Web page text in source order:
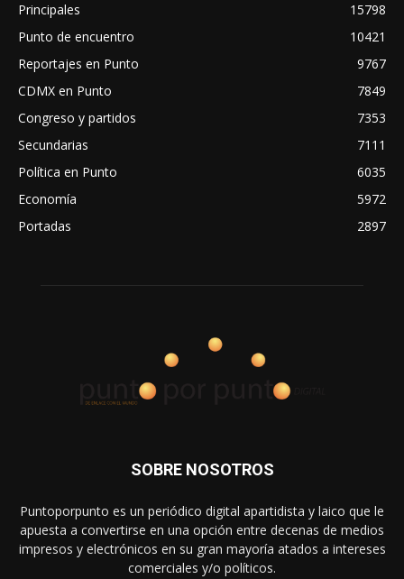
Principales
15798
Punto de encuentro
10421
Reportajes en Punto
9767
CDMX en Punto
7849
Congreso y partidos
7353
Secundarias
7111
Política en Punto
6035
Economía
5972
Portadas
2897
SOBRE NOSOTROS
Puntoporpunto es un periódico digital apartidista y laico que le
apuesta a convertirse en una opción entre decenas de medios
impresos y electrónicos en su gran mayoría atados a intereses
comerciales y/o políticos.